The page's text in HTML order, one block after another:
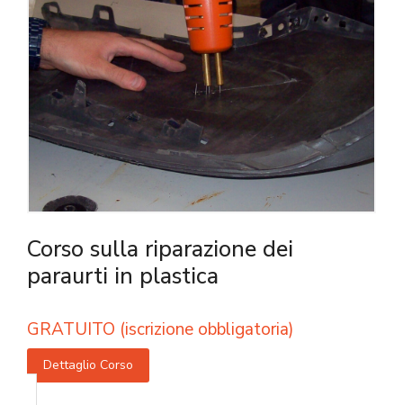
Corso sulla riparazione dei
paraurti in plastica
GRATUITO (iscrizione obbligatoria)
Dettaglio Corso